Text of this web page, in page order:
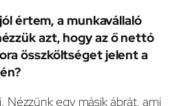
értem, a munkavállaló
azt, hogy az ő nettó
összköltséget jelent a
Nézzünk egy másik ábrát, ami